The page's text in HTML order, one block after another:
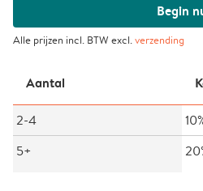
Begin
Alle prijzen incl. BTW excl.verzending
Aantal
2-4
5+